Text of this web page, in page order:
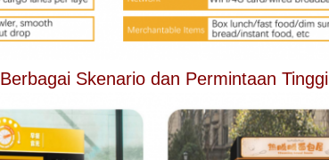
Berbagai Skenario dan Permintaan Tinggi